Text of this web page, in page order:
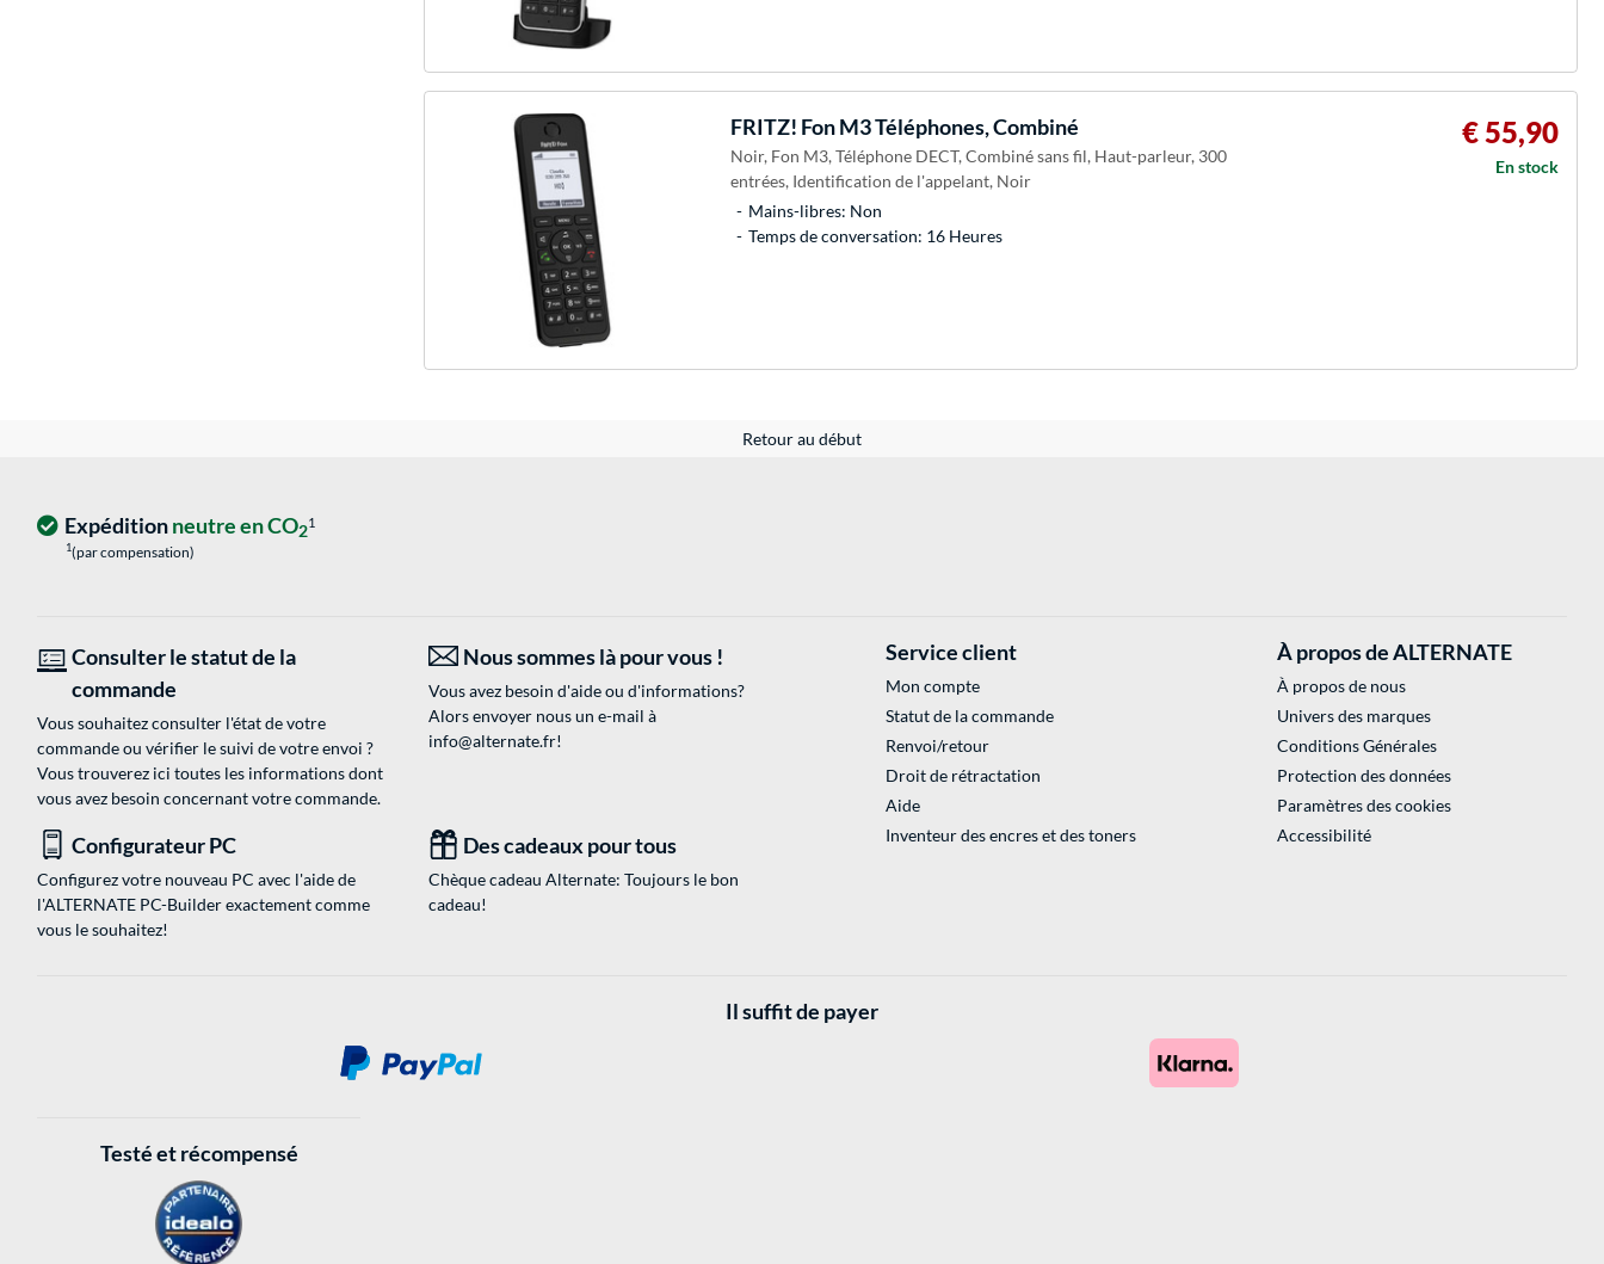
FRITZ! Fon M3 Téléphones, Combiné
Noir, Fon M3, Téléphone DECT, Combiné sans fil, Haut-parleur, 300
entrées, Identification de l'appelant, Noir
Mains-libres: Non
Temps de conversation: 16 Heures
€ 55,90
En stock
Retour au début
Expéditionneutre en CO21
1(par compensation)
Consulter le statut de la
commande
Vous souhaitez consulter l'état de votre
commande ou vérifier le suivi de votre envoi ?
Vous trouverez ici toutes les informations dont
vous avez besoin concernant votre commande.
Nous sommes là pour vous !
Vous avez besoin d'aide ou d'informations?
Alors envoyer nous un e-mail à
info@alternate.fr!
Configurateur PC
Configurez votre nouveau PC avec l'aide de
l'ALTERNATE PC-Builder exactement comme
vous le souhaitez!
Des cadeaux pour tous
Chèque cadeau Alternate: Toujours le bon
cadeau!
Service client
Mon compte
Statut de la commande
Renvoi/retour
Droit de rétractation
Aide
Inventeur des encres et des toners
À propos de ALTERNATE
À propos de nous
Univers des marques
Conditions Générales
Protection des données
Paramètres des cookies
Accessibilité
Il suffit de payer
Testé et récompensé